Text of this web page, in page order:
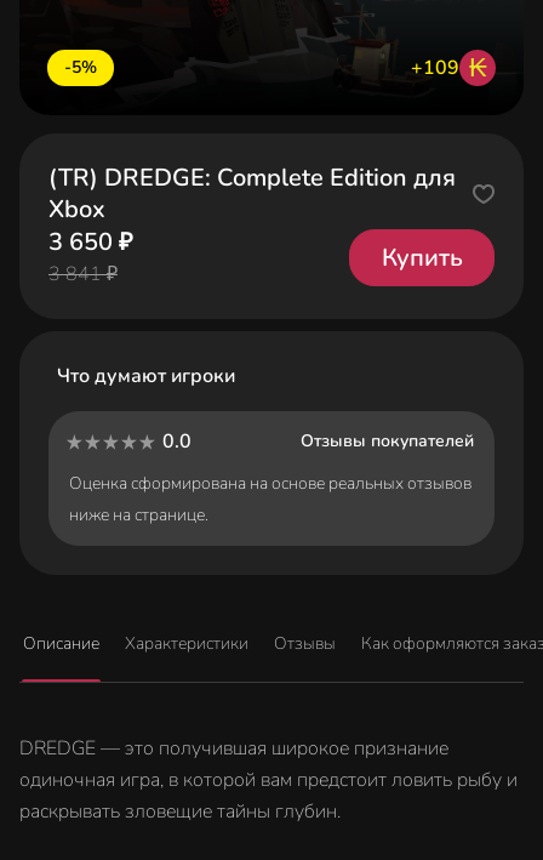
-5% +109 ₭
(TR) DREDGE: Complete Edition для
Xbox
3 650 ₽
3 841 ₽
Купить
Что думают игроки
0.0
Отзывы покупателей
Оценка сформирована на основе реальных отзывов
ниже на странице.
Описание Характеристики Отзывы Как оформляются
DREDGE — это получившая широкое признание
одиночная игра, в которой вам предстоит ловить рыбу и
раскрывать зловещие тайны глубин.